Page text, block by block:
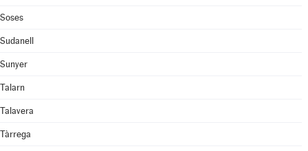
Soses
Sudanell
Sunyer
Talarn
Talavera
Tàrrega